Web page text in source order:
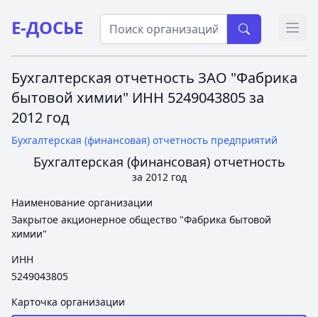
Е-ДОСЬЕ
Бухгалтерская отчетность ЗАО "Фабрика
бытовой химии" ИНН 5249043805 за
2012 год
Бухгалтерская (финансовая) отчетность предприятий
Бухгалтерская (финансовая) отчетность
за 2012 год
Наименование организации
Закрытое акционерное общество "Фабрика бытовой
химии"
ИНН
5249043805
Карточка организации